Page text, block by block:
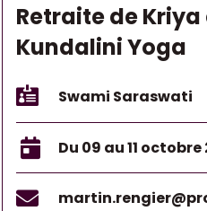
Retraite de Kriya
Kundalini Yoga
 Swami Saraswati
 Du 09 au 11 octobre
